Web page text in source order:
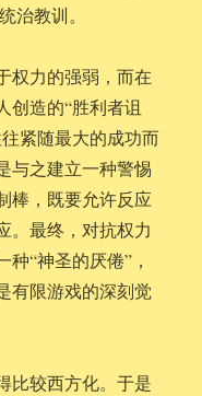
治教训。
权力的强弱，而在
创造的“胜利者诅
紧随最大的成功而
与之建立一种警惕
，既要允许反应
。最终，对抗权力
“神圣的厌倦”，
有限游戏的深刻觉
比较西方化。于是